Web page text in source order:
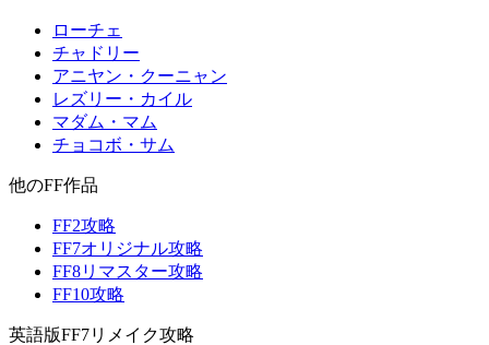
ローチェ
チャドリー
アニヤン・クーニャン
レズリー・カイル
マダム・マム
チョコボ・サム
他のFF作品
FF2攻略
FF7オリジナル攻略
FF8リマスター攻略
FF10攻略
英語版FF7リメイク攻略